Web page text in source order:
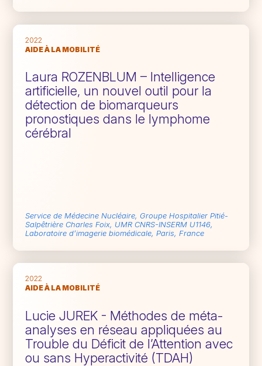
2022
AIDE À LA MOBILITÉ
Laura ROZENBLUM – Intelligence
artificielle, un nouvel outil pour la
détection de biomarqueurs
pronostiques dans le lymphome
cérébral
Service de Médecine Nucléaire, Groupe Hospitalier Pitié-
Salpêtrière Charles Foix, UMR CNRS-INSERM U1146,
Laboratoire d’imagerie biomédicale, Paris, France
2022
AIDE À LA MOBILITÉ
Lucie JUREK - Méthodes de méta-
analyses en réseau appliquées au
Trouble du Déficit de l’Attention avec
ou sans Hyperactivité (TDAH)